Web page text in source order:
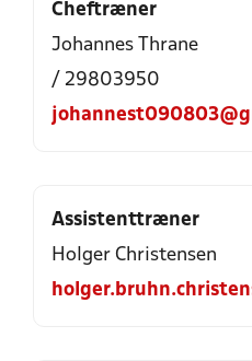
Cheftræner
Johannes Thrane
/ 29803950
Assistenttræner
Holger Christensen